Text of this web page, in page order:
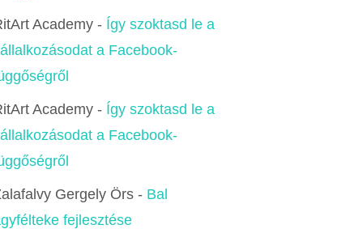
Academy - Így szoktasd le a
a Facebook-
Academy - Így szoktasd le a
a Facebook-
Gergely Örs - Bal
fejlesztése